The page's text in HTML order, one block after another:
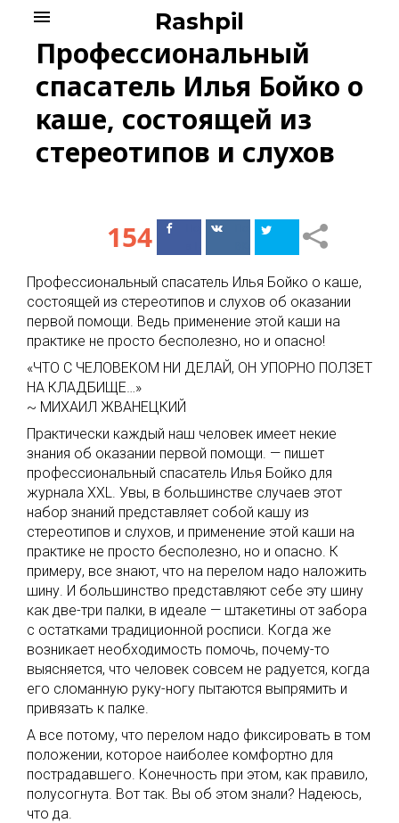
content
Rashpil
menu
Профессиональный
спасатель Илья Бойко о
каше, состоящей из
стереотипов и слухов
154
ПоделитьсяПоделиться
Профессиональный спасатель Илья Бойко о каше,
состоящей из стереотипов и слухов об оказании
первой помощи. Ведь применение этой каши на
практике не просто бесполезно, но и опасно!
«ЧТО С ЧЕЛОВЕКОМ НИ ДЕЛАЙ, ОН УПОРНО ПОЛЗЕТ
НА КЛАДБИЩЕ…»
~ МИХАИЛ ЖВАНЕЦКИЙ
Практически каждый наш человек имеет некие
знания об оказании первой помощи. — пишет
профессиональный спасатель Илья Бойко для
журнала XXL. Увы, в большинстве случаев этот
набор знаний представляет собой кашу из
стереотипов и слухов, и применение этой каши на
практике не просто бесполезно, но и опасно. К
примеру, все знают, что на перелом надо наложить
шину. И большинство представляют себе эту шину
как две-три палки, в идеале — штакетины от забора
с остатками традиционной росписи. Когда же
возникает необходимость помочь, почему-то
выясняется, что человек совсем не радуется, когда
его сломанную руку-ногу пытаются выпрямить и
привязать к палке.
А все потому, что перелом надо фиксировать в том
положении, которое наиболее комфортно для
пострадавшего. Конечность при этом, как правило,
полусогнута. Вот так. Вы об этом знали? Надеюсь,
что да.